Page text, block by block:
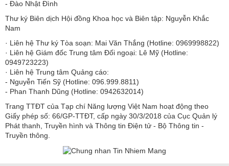
- Đào Nhật Đình
Thư ký Biên dịch Hội đồng Khoa học và Biên tập: Nguyễn Khắc
Nam
· Liên hệ Thư ký Tòa soạn: Mai Văn Thắng (Hotline: 0969998822)
· Liên hệ Giám đốc Trung tâm Đối ngoại: Lê Mỹ (Hotline:
0949723223)
· Liên hệ Trung tâm Quảng cáo:
- Nguyễn Tiến Sỹ (Hotline: 096.999.8811)
- Phan Thanh Dũng (Hotline: 0942632014)
Trang TTĐT của Tạp chí Năng lượng Việt Nam hoạt động theo
Giấy phép số: 66/GP-TTĐT, cấp ngày 30/3/2018 của Cục Quản lý
Phát thanh, Truyền hình và Thông tin Điện tử - Bộ Thông tin -
Truyền thông.